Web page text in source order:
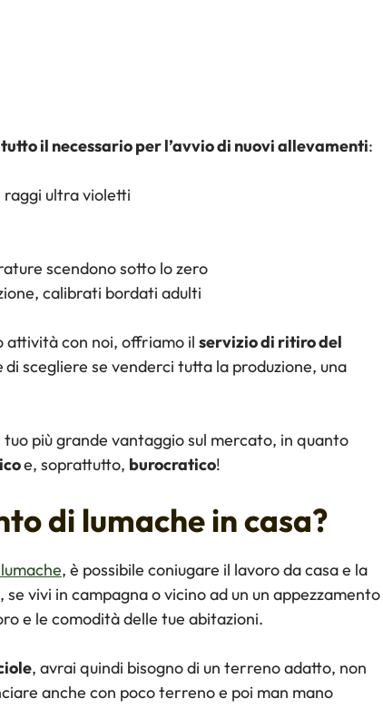
il necessario per l’avvio di nuovi allevamenti:
ultra violetti
scendono sotto lo zero
calibrati bordati adulti
attività con noi, offriamo il servizio di ritiro del
di scegliere se venderci tutta la produzione, una
più grande vantaggio sul mercato, in quanto
e, soprattutto, burocratico!
di lumache in casa?
, è possibile coniugare il lavoro da casa e la
vivi in campagna o vicino ad un un appezzamento
e le comodità delle tue abitazioni.
, avrai quindi bisogno di un terreno adatto, non
anche con poco terreno e poi man mano